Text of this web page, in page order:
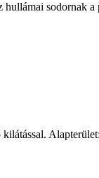
sodornak